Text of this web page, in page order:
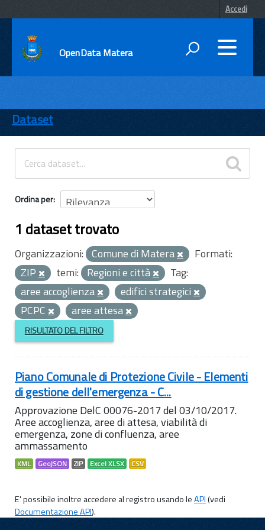
Accedi
OpenData Matera
ENTI
TEMI
INFORMAZIONI
Dataset
Ordina per
1 dataset trovato
Organizzazioni: Comune di Matera
Formati:
ZIP
temi: Regioni e città
Tag:
aree accoglienza
edifici strategici
PCPC
aree attesa
RISULTATO DEL FILTRO
Piano Comunale di Protezione Civile - Elementi
di gestione dell'emergenza - C...
Approvazione DelC 00076-2017 del 03/10/2017.
Aree accoglienza, aree di attesa, viabilità di
emergenza, zone di confluenza, aree
ammassamento
KML GeoJSON ZIP Excel XLSX CSV
E' possibile inoltre accedere al registro usando leAPI(vedi
Documentazione API).